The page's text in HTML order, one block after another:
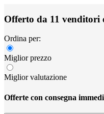
Offerto da 11 venditori
Ordina per:
Miglior prezzo
Miglior valutazione
Offerte con consegna